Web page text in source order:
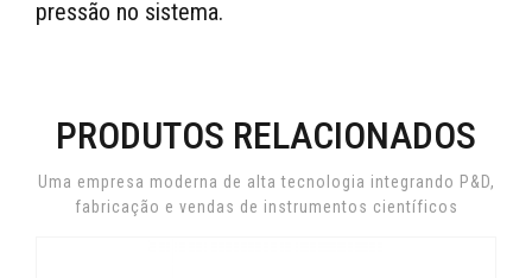
pressão no sistema.
PRODUTOS RELACIONADOS
Uma empresa moderna de alta tecnologia integrando P&D,
fabricação e vendas de instrumentos científicos